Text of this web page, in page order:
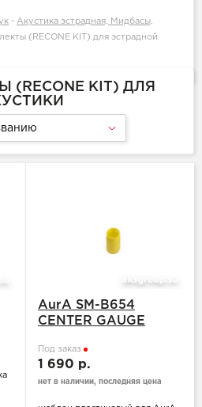
- Акустика эстрадная, Мидбасы,
(RECONE KIT) для эстрадной
KIT) ДЛЯ
AurA SM-B654
CENTER GAUGE
Под заказ
1 690 р.
нет в наличии, последняя цена